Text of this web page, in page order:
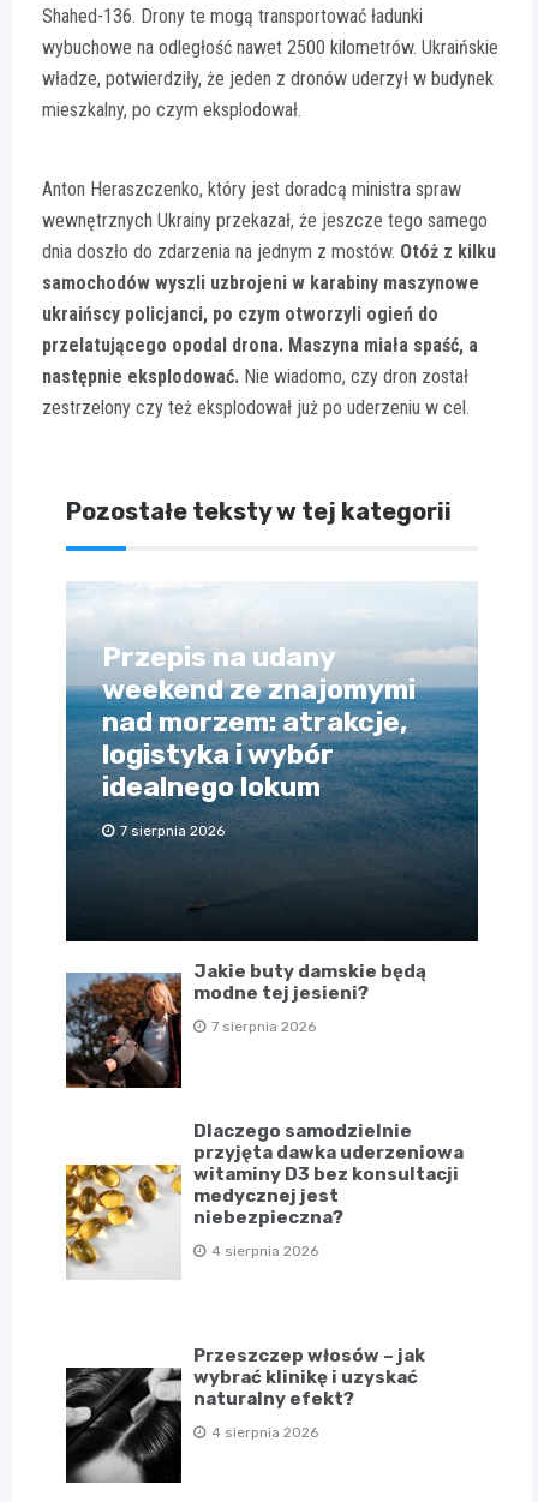
Shahed-136. Drony te mogą transportować ładunki
wybuchowe na odległość nawet 2500 kilometrów. Ukraińskie
władze, potwierdziły, że jeden z dronów uderzył w budynek
mieszkalny, po czym eksplodował.
Anton Heraszczenko, który jest doradcą ministra spraw
wewnętrznych Ukrainy przekazał, że jeszcze tego samego
dnia doszło do zdarzenia na jednym z mostów. Otóż z kilku
samochodów wyszli uzbrojeni w karabiny maszynowe
ukraińscy policjanci, po czym otworzyli ogień do
przelatującego opodal drona. Maszyna miała spaść, a
następnie eksplodować. Nie wiadomo, czy dron został
zestrzelony czy też eksplodował już po uderzeniu w cel.
Pozostałe teksty w tej kategorii
Przepis na udany
weekend ze znajomymi
nad morzem: atrakcje,
logistyka i wybór
idealnego lokum
7 sierpnia 2026
Jakie buty damskie będą
modne tej jesieni?
7 sierpnia 2026
Dlaczego samodzielnie
przyjęta dawka uderzeniowa
witaminy D3 bez konsultacji
medycznej jest
niebezpieczna?
4 sierpnia 2026
Przeszczep włosów – jak
wybrać klinikę i uzyskać
naturalny efekt?
4 sierpnia 2026